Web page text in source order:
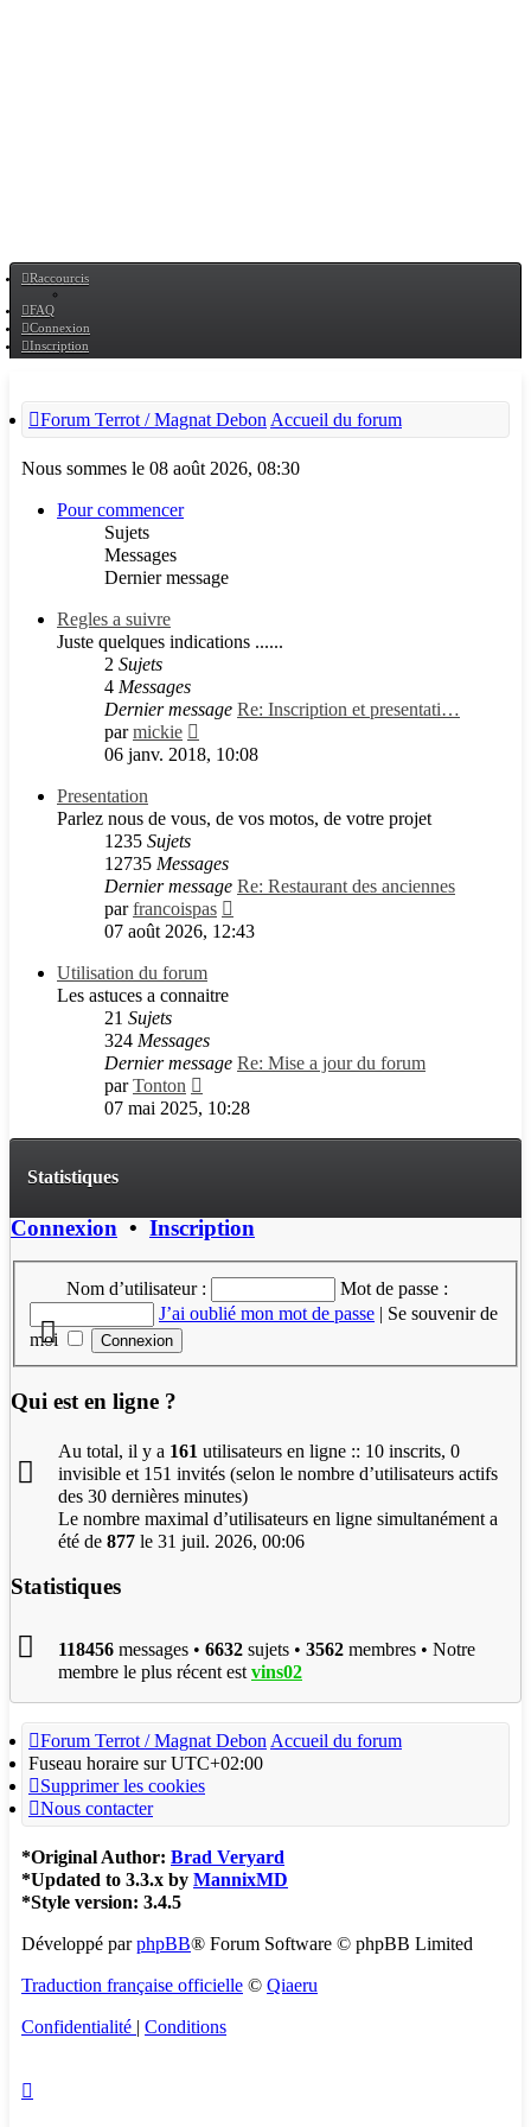
Raccourcis
FAQ
Connexion
Inscription
Forum Terrot / Magnat Debon Accueil du forum
Nous sommes le 08 août 2026, 08:30
Pour commencer
Sujets
Messages
Dernier message
Regles a suivre
Juste quelques indications ......
2 Sujets
4 Messages
Dernier message Re: Inscription et presentati…
parmickie
le
06 janv. 2018, 10:08
Presentation
Parlez nous de vous, de vos motos, de votre projet
1235 Sujets
12735 Messages
Dernier message Re: Restaurant des anciennes
parfrancoispas
le
07 août 2026, 12:43
Utilisation du forum
Les astuces a connaitre
21 Sujets
324 Messages
Dernier message Re: Mise a jour du forum
parTonton
le
07 mai 2025, 10:28
Statistiques
Connexion • Inscription
Nom d’utilisateur :
Mot de passe :
J’ai oublié mon mot de passe | Se souvenir de
moi
Qui est en ligne ?
Au total, il y a 161 utilisateurs en ligne :: 10 inscrits, 0
invisible et 151 invités (selon le nombre d’utilisateurs actifs
des 30 dernières minutes)
Le nombre maximal d’utilisateurs en ligne simultanément a
été de 877 le 31 juil. 2026, 00:06
Statistiques
118456 messages • 6632 sujets • 3562 membres • Notre
membre le plus récent est vins02
Forum Terrot / Magnat Debon Accueil du forum
Fuseau horaire surUTC+02:00
Supprimer les cookies
Nous contacter
*Original Author: Brad Veryard
*Updated to 3.3.x by MannixMD
*Style version: 3.4.5
Développé parphpBB® Forum Software © phpBB Limited
Traduction française officielle © Qiaeru
Confidentialité | Conditions